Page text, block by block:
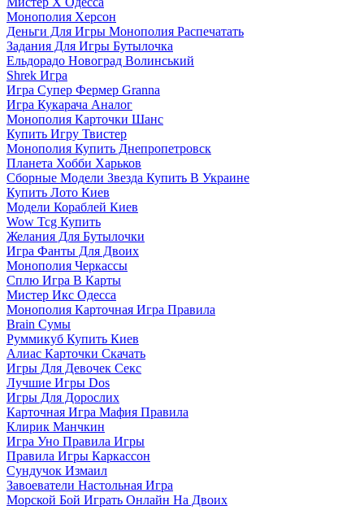
Монополия Херсон
Деньги Для Игры Монополия Распечатать
Задания Для Игры Бутылочка
Ельдорадо Новоград Волинський
Shrek Игра
Игра Супер Фермер Granna
Игра Кукарача Аналог
Монополия Карточки Шанс
Купить Игру Твистер
Монополия Купить Днепропетровск
Планета Хобби Харьков
Сборные Модели Звезда Купить В Украине
Купить Лото Киев
Модели Кораблей Киев
Wow Tcg Купить
Желания Для Бутылочки
Игра Фанты Для Двоих
Монополия Черкассы
Сплю Игра В Карты
Мистер Икс Одесса
Монополия Карточная Игра Правила
Brain Сумы
Руммикуб Купить Киев
Алиас Карточки Скачать
Игры Для Девочек Секс
Лучшие Игры Dos
Игры Для Дорослих
Карточная Игра Мафия Правила
Клирик Манчкин
Игра Уно Правила Игры
Правила Игры Каркассон
Сундучок Измаил
Завоеватели Настольная Игра
Морской Бой Играть Онлайн На Двоих